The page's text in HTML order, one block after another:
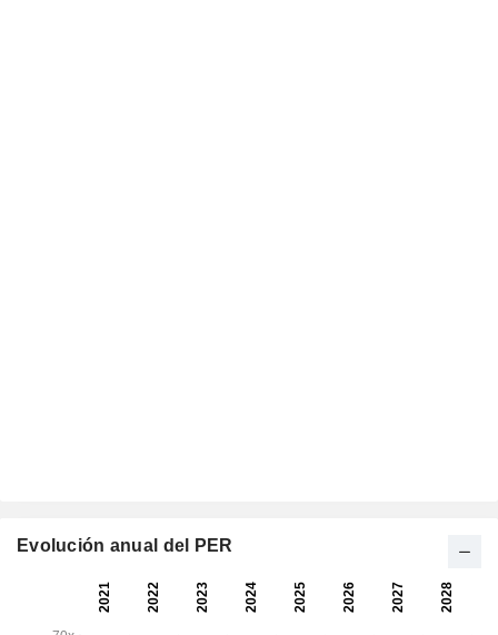
Evolución anual del PER